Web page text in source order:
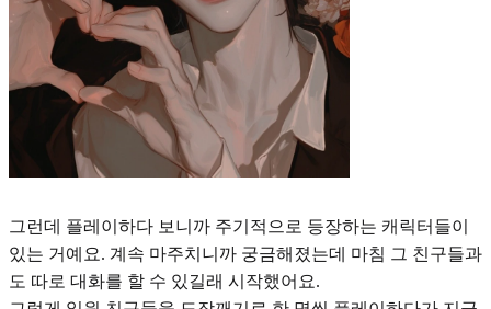
그런데 플레이하다 보니까 주기적으로 등장하는 캐릭터들이
있는 거예요. 계속 마주치니까 궁금해졌는데 마침 그 친구들과
도 따로 대화를 할 수 있길래 시작했어요.